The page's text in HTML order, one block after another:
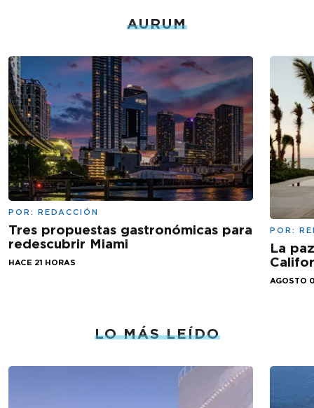
AURUM
POR: REDACCIÓN
Tres propuestas gastronómicas para
redescubrir Miami
HACE 21 HORAS
POR:
La
AGOSTO
LO MÁS LEÍDO